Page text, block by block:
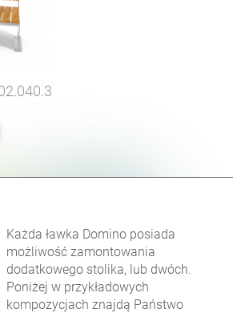
Każda ławka Domino posiada
możliwość zamontowania
dodatkowego stolika, lub dwóch.
Poniżej w przykładowych
kompozycjach znajdą Państwo